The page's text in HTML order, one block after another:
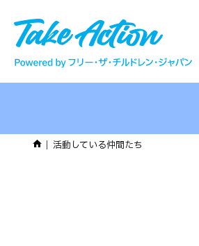
活動している仲間たち